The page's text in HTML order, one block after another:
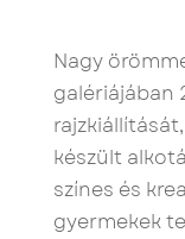
Nagy
galériájában
készült
színes és
gyermekek